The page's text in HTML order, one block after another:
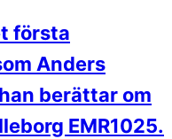
första
Anders
berättar om
EMR1025.